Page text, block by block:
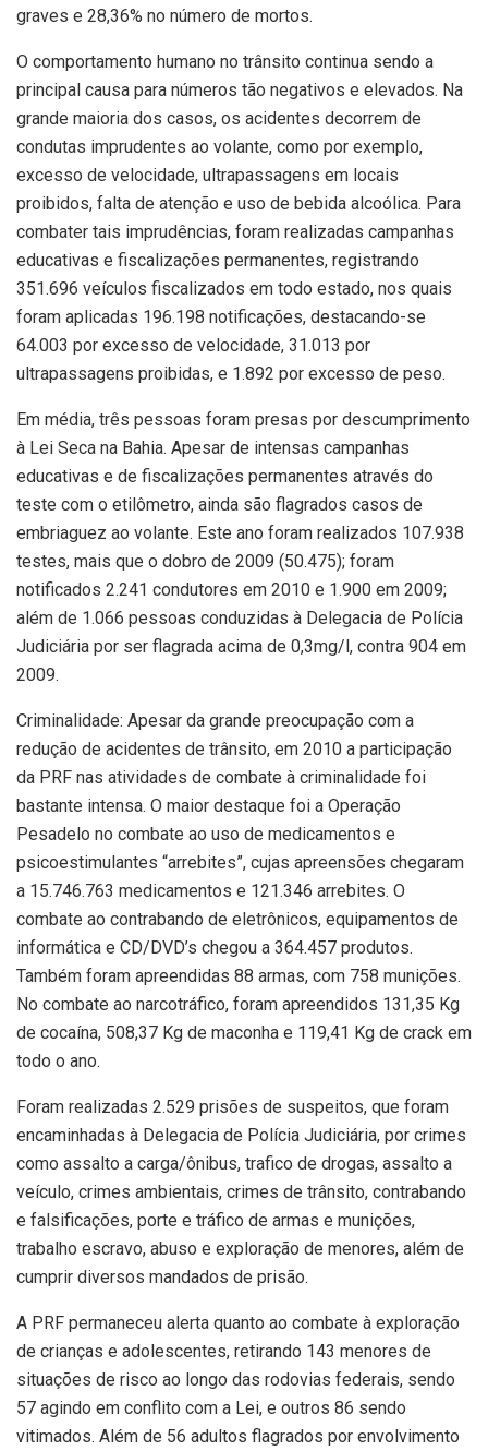
graves e 28,36% no número de mortos.
O comportamento humano no trânsito continua sendo a
principal causa para números tão negativos e elevados. Na
grande maioria dos casos, os acidentes decorrem de
condutas imprudentes ao volante, como por exemplo,
excesso de velocidade, ultrapassagens em locais
proibidos, falta de atenção e uso de bebida alcoólica. Para
combater tais imprudências, foram realizadas campanhas
educativas e fiscalizações permanentes, registrando
351.696 veículos fiscalizados em todo estado, nos quais
foram aplicadas 196.198 notificações, destacando-se
64.003 por excesso de velocidade, 31.013 por
ultrapassagens proibidas, e 1.892 por excesso de peso.
Em média, três pessoas foram presas por descumprimento
à Lei Seca na Bahia. Apesar de intensas campanhas
educativas e de fiscalizações permanentes através do
teste com o etilômetro, ainda são flagrados casos de
embriaguez ao volante. Este ano foram realizados 107.938
testes, mais que o dobro de 2009 (50.475); foram
notificados 2.241 condutores em 2010 e 1.900 em 2009;
além de 1.066 pessoas conduzidas à Delegacia de Polícia
Judiciária por ser flagrada acima de 0,3mg/l, contra 904 em
2009.
Criminalidade: Apesar da grande preocupação com a
redução de acidentes de trânsito, em 2010 a participação
da PRF nas atividades de combate à criminalidade foi
bastante intensa. O maior destaque foi a Operação
Pesadelo no combate ao uso de medicamentos e
psicoestimulantes “arrebites”, cujas apreensões chegaram
a 15.746.763 medicamentos e 121.346 arrebites. O
combate ao contrabando de eletrônicos, equipamentos de
informática e CD/DVD’s chegou a 364.457 produtos.
Também foram apreendidas 88 armas, com 758 munições.
No combate ao narcotráfico, foram apreendidos 131,35 Kg
de cocaína, 508,37 Kg de maconha e 119,41 Kg de crack em
todo o ano.
Foram realizadas 2.529 prisões de suspeitos, que foram
encaminhadas à Delegacia de Polícia Judiciária, por crimes
como assalto a carga/ônibus, trafico de drogas, assalto a
veículo, crimes ambientais, crimes de trânsito, contrabando
e falsificações, porte e tráfico de armas e munições,
trabalho escravo, abuso e exploração de menores, além de
cumprir diversos mandados de prisão.
A PRF permaneceu alerta quanto ao combate à exploração
de crianças e adolescentes, retirando 143 menores de
situações de risco ao longo das rodovias federais, sendo
57 agindo em conflito com a Lei, e outros 86 sendo
vitimados. Além de 56 adultos flagrados por envolvimento